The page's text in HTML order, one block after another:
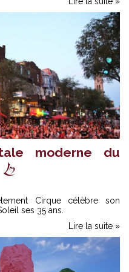
moderne du
Cirque célèbre son
ses 35 ans.
Lire la suite »